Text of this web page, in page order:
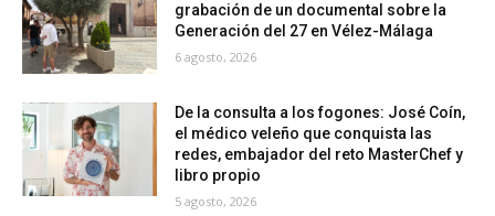
grabación de un documental sobre la
Generación del 27 en Vélez-Málaga
6 agosto, 2026
De la consulta a los fogones: José Coín,
el médico veleño que conquista las
redes, embajador del reto MasterChef y
libro propio
5 agosto, 2026